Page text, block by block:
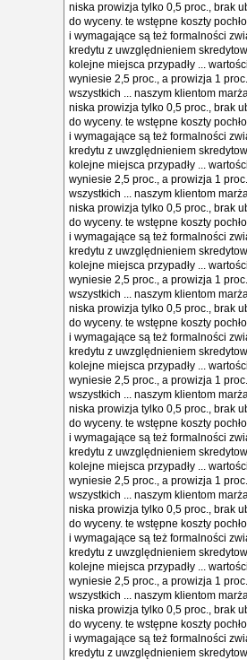
niska prowizja tylko 0,5 proc., brak
do wyceny. te wstępne koszty
i wymagające są też formalności
kredytu z uwzględnieniem
kolejne miejsca przypadły ...
wyniesie 2,5 proc., a prowizja 1
wszystkich ... naszym klientom
niska prowizja tylko 0,5 proc., brak
do wyceny. te wstępne koszty
i wymagające są też formalności
kredytu z uwzględnieniem
kolejne miejsca przypadły ...
wyniesie 2,5 proc., a prowizja 1
wszystkich ... naszym klientom
niska prowizja tylko 0,5 proc., brak
do wyceny. te wstępne koszty
i wymagające są też formalności
kredytu z uwzględnieniem
kolejne miejsca przypadły ...
wyniesie 2,5 proc., a prowizja 1
wszystkich ... naszym klientom
niska prowizja tylko 0,5 proc., brak
do wyceny. te wstępne koszty
i wymagające są też formalności
kredytu z uwzględnieniem
kolejne miejsca przypadły ...
wyniesie 2,5 proc., a prowizja 1
wszystkich ... naszym klientom
niska prowizja tylko 0,5 proc., brak
do wyceny. te wstępne koszty
i wymagające są też formalności
kredytu z uwzględnieniem
kolejne miejsca przypadły ...
wyniesie 2,5 proc., a prowizja 1
wszystkich ... naszym klientom
niska prowizja tylko 0,5 proc., brak
do wyceny. te wstępne koszty
i wymagające są też formalności
kredytu z uwzględnieniem
kolejne miejsca przypadły ...
wyniesie 2,5 proc., a prowizja 1
wszystkich ... naszym klientom
niska prowizja tylko 0,5 proc., brak
do wyceny. te wstępne koszty
i wymagające są też formalności
kredytu z uwzględnieniem